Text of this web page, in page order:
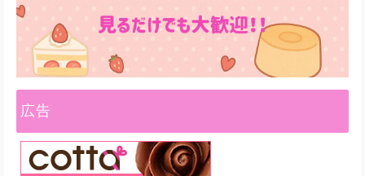
広告